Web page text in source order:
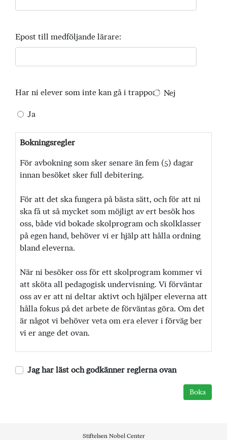
Epost till medföljande lärare:
Har ni elever som inte kan gå i trappor? Nej
Ja
Bokningsregler
För avbokning som sker senare än fem (5) dagar
innan besöket sker full debitering.
För att det ska fungera på bästa sätt, och för att ni
ska få ut så mycket som möjligt av ert besök hos
oss, både vid bokade skolprogram och skolklasser
på egen hand, behöver vi er hjälp att hålla ordning
bland eleverna.
När ni besöker oss för ett skolprogram kommer vi
att sköta all pedagogisk undervisning. Vi förväntar
oss av er att ni deltar aktivt och hjälper eleverna att
hålla fokus på det arbete de förväntas göra. Om det
är något vi behöver veta om era elever i förväg ber
vi er ange det ovan.
Jag har läst och godkänner reglerna ovan
Stiftelsen Nobel Center